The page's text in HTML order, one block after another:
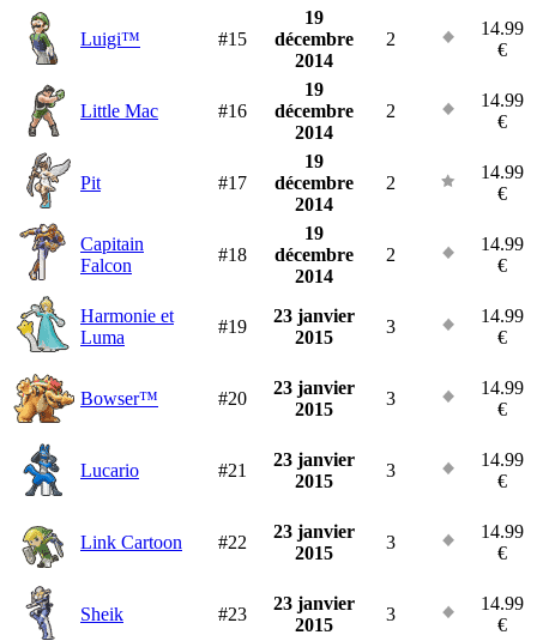
Luigi™ #15
19
décembre
2014
2
14.99
€
Little Mac #16
19
décembre
2014
2
14.99
€
Pit #17
19
décembre
2014
2
14.99
€
Capitain
Falcon
#18
19
décembre
2014
2
14.99
€
Harmonie et
Luma
#19
23 janvier
2015
3
14.99
€
Bowser™ #20
23 janvier
2015
3
14.99
€
Lucario #21
23 janvier
2015
3
14.99
€
Link Cartoon #22
23 janvier
2015
3
14.99
€
Sheik #23
23 janvier
2015
3
14.99
€